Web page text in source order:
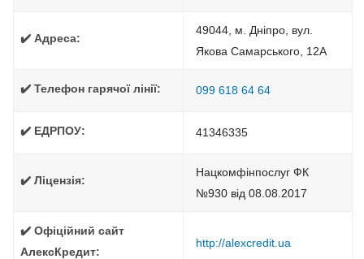
✔️ Адреса:
49044, м. Дніпро, вул.
Якова Самарського, 12А
✔️ Телефон гарячої лінії: 099 618 64 64
✔️ ЕДРПОУ: 41346335
✔️ Ліцензія:
Нацкомфінпослуг ФК
№930 від 08.08.2017
✔️ Офіційний сайт
АлексКредит:
http://alexcredit.ua